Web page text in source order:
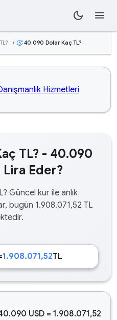
dark_mode menu
/ currency_exchange 40.090 Dolar Kaç TL?
TL? - 40.090
Eder?
Güncel kur ile anlık
bugün 1.908.071,52 TL
1.908.071,52TL
USD = 1.908.071,52